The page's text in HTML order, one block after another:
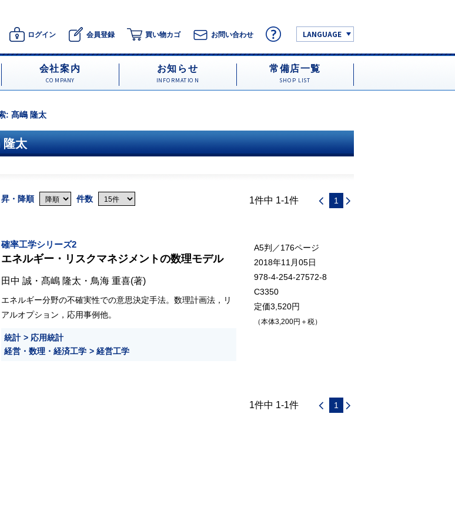
ログイン 会員登録 買い物カゴ お問い合わせ LANGUAGE
会社案内
COMPANY
お知らせ
INFORMATION
常備店一覧
SHOP LIST
: 髙嶋 隆太
隆太
昇・降順 件数 1件中 1-1件 1
確率工学シリーズ2
エネルギー・リスクマネジメントの数理モデル
田中 誠 ・ 髙嶋 隆太 ・ 鳥海 重喜(著)
エネルギー分野の不確実性での意思決定手法。数理計画法，リ
アルオプション，応用事例他。
統計
応用統計
経営・数理・経済工学
経営工学
A5判／176ページ
2018年11月05日
978-4-254-27572-8
C3350
定価3,520円
（本体3,200円＋税）
1件中 1-1件 1